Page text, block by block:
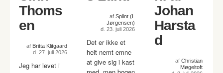
Thoms
en
af Britta Klitgaard
d. 27. juli 2026
Jeg har levet i
af Splint (I.
Jørgensen)
d. 23. juli 2026
Det er ikke et
helt nemt emne
at give sig i kast
Johan
Harsta
d
af Christian
Møgeltoft